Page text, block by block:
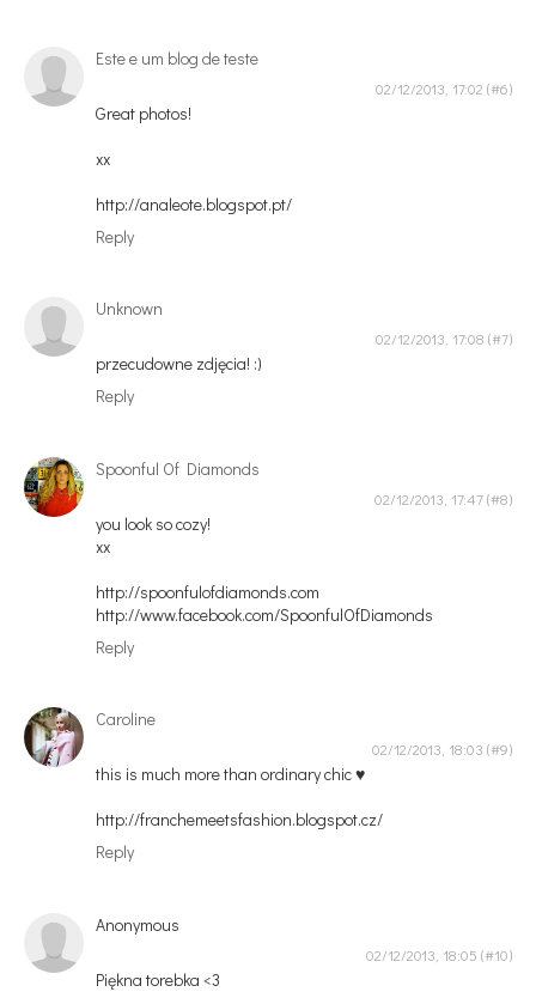
Este e um blog de teste
02/12/2013, 17:02
Great photos!
xx
http://analeote.blogspot.pt/
Reply
Unknown
02/12/2013, 17:08
przecudowne zdjęcia! :)
Reply
Spoonful Of Diamonds
02/12/2013, 17:47
you look so cozy!
xx
http://spoonfulofdiamonds.com
http://www.facebook.com/SpoonfulOfDiamonds
Reply
Caroline
02/12/2013, 18:03
this is much more than ordinary chic ♥
http://franchemeetsfashion.blogspot.cz/
Reply
Anonymous
02/12/2013, 18:05
Piękna torebka <3